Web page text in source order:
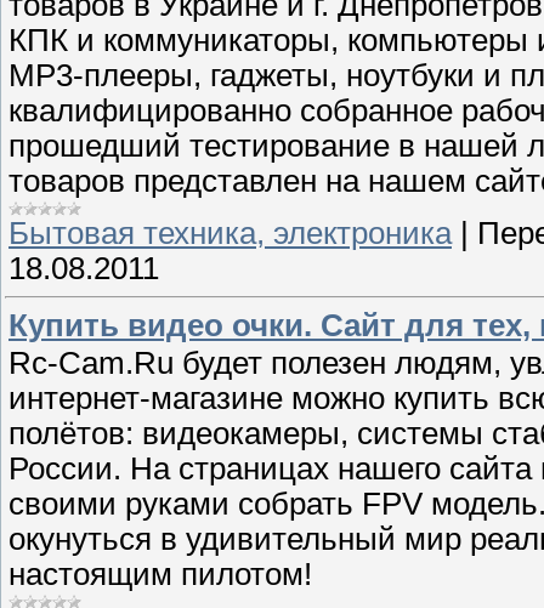
КПК и коммуникаторы,
MP3-плееры, гаджеты, ноутбуки и
квалифицированно собранное
прошедший тестирование в нашей
товаров представлен на нашем
Бытовая техника, электроника |
18.08.2011
Купить видео очки. Сайт для тех,
Rc-Cam.Ru будет полезен людям,
интернет-магазине можно купить
полётов: видеокамеры, системы
России. На страницах нашего
своими руками собрать FPV
окунуться в удивительный мир
настоящим пилотом!